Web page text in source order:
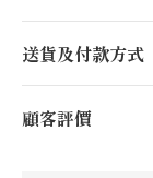
送貨及付款方式
顧客評價